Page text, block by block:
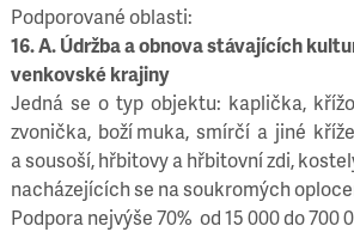
Podporované oblasti:
16. A. Údržba a obnova stávajících
venkovské krajiny
Jedná se o typ objektu: kaplička,
zvonička, boží muka, smírčí a jiné
a sousoší, hřbitovy a hřbitovní zdi,
nacházejících se na soukromých
Podpora nejvýše 70% od 15 000 do 700